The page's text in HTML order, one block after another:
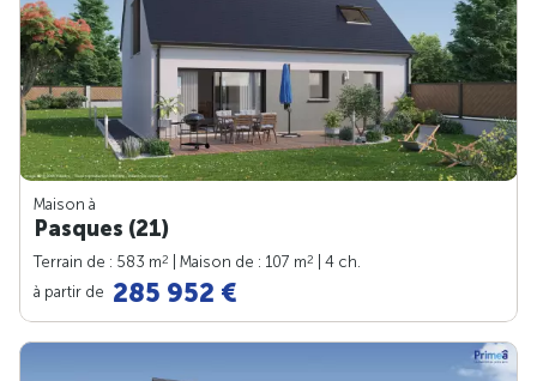
Maison à
Pasques (21)
Terrain de : 583 m2 | Maison de : 107 m2
| 4 ch.
à partir de 285 952 €